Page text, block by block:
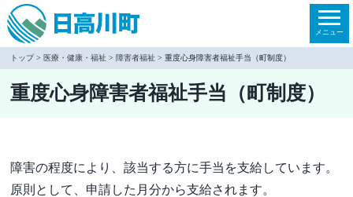
本
文
動
メニュー
トップ> 医療・健康・福祉 >障害者福祉 > 重度心身障害者福祉手当（町制度）
重度心身障害者福祉手当（町制度）
障害の程度により、該当する方に手当を支給しています。
原則として、申請した月分から支給されます。